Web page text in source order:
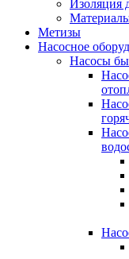
Изоляция
Метизы
Насосное
Насосы